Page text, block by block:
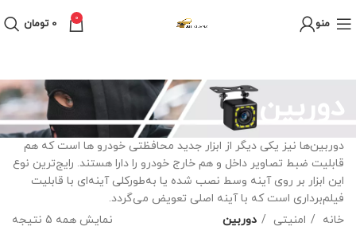
منو 0
0 تومان
دوربین
دوربین‌ها نیز یکی دیگر از ابزار جدید محافظتی خودرو ها است که هم
قابلیت ضبط تصاویر داخل و هم خارج خودرو را دارا هستند. رایج‌ترین نوع
این ابزار بر روی آینه وسط نصب شده یا به‌طورکلی آینه‌ای با قابلیت
فیلم‌برداری است که با آینه اصلی تعویض می‌گردد.
خانه
امنیتی دوربین نمایش همه 5 نتیجه